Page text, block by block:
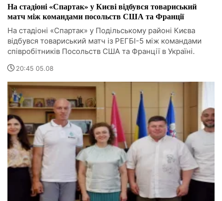
На стадіоні «Спартак» у Києві відбувся товариський
матч між командами посольств США та Франції
На стадіоні «Спартак» у Подільському районі Києва
відбувся товариський матч із РЕГБІ-5 між командами
співробітників Посольств США та Франції в Україні.
20:45 05.08